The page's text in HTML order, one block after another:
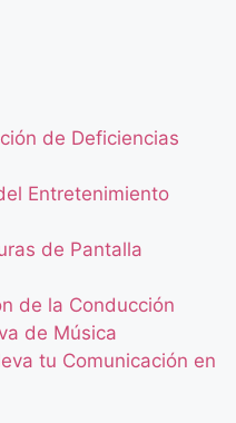
de Deficiencias
Entretenimiento
de Pantalla
de la Conducción
de Música
tu Comunicación en